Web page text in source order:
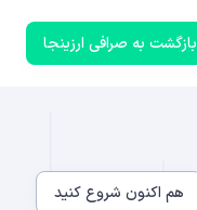
بازگشت به صرافی ارزینجا
هم اکنون شروع کنید